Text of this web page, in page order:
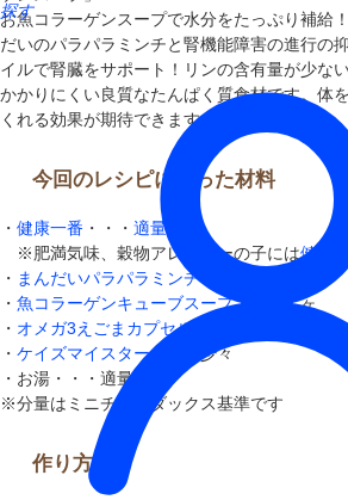
探す
お魚コラーゲンスープで水分をたっぷり補給
だいのパラパラミンチと腎機能障害の進行の
イルで腎臓をサポート！リンの含有量が少な
かかりにくい良質なたんぱく質食材です。体
くれる効果が期待できます。
今回のレシピに使った材料
・ 健康一番 ・・・ 適量
※肥満気味、穀物アレルギーの子には健康
・ まんだいパラパラミンチ
・ 魚コラーゲンキューブスープ・・・１ヶ
・ オメガ3えごまカプセルオイル
・ ケイズマイスター・・・少々
・お湯・・・適量
※分量はミニチュアダックス基準です
作り方